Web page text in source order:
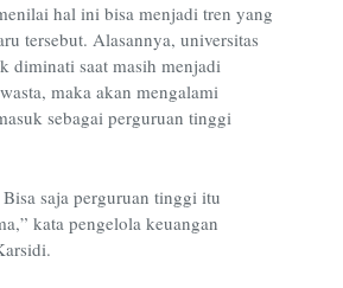
hal ini bisa menjadi tren yang
tersebut. Alasannya, universitas
diminati saat masih menjadi
maka akan mengalami
sebagai perguruan tinggi
saja perguruan tinggi itu
kata pengelola keuangan